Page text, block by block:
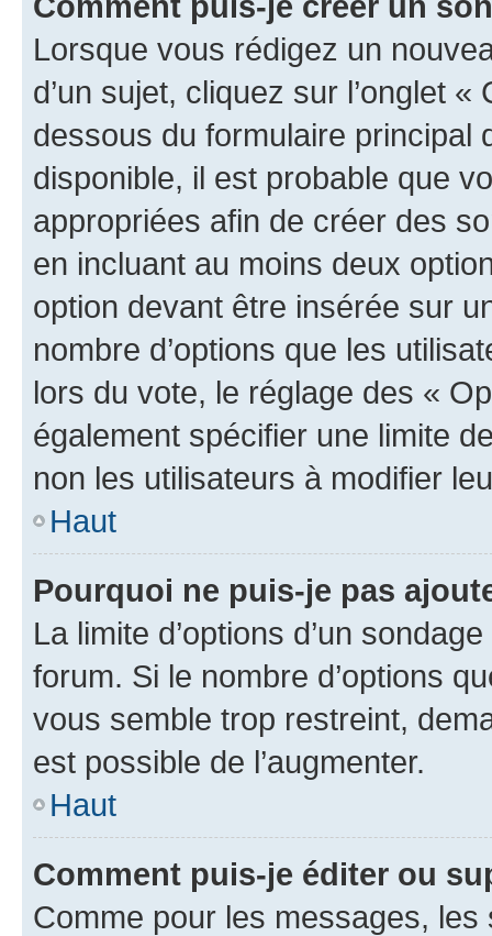
Lorsque vous rédigez un
d’un sujet, cliquez sur l’onglet
dessous du formulaire principal
disponible, il est probable que
appropriées afin de créer des
en incluant au moins deux
option devant être insérée sur
nombre d’options que les
lors du vote, le réglage des «
également spécifier une limite
non les utilisateurs à modifier
Haut
Pourquoi ne puis-je pas
La limite d’options d’un
forum. Si le nombre d’options
vous semble trop restreint,
est possible de l’augmenter.
Haut
Comment puis-je éditer ou
Comme pour les messages,